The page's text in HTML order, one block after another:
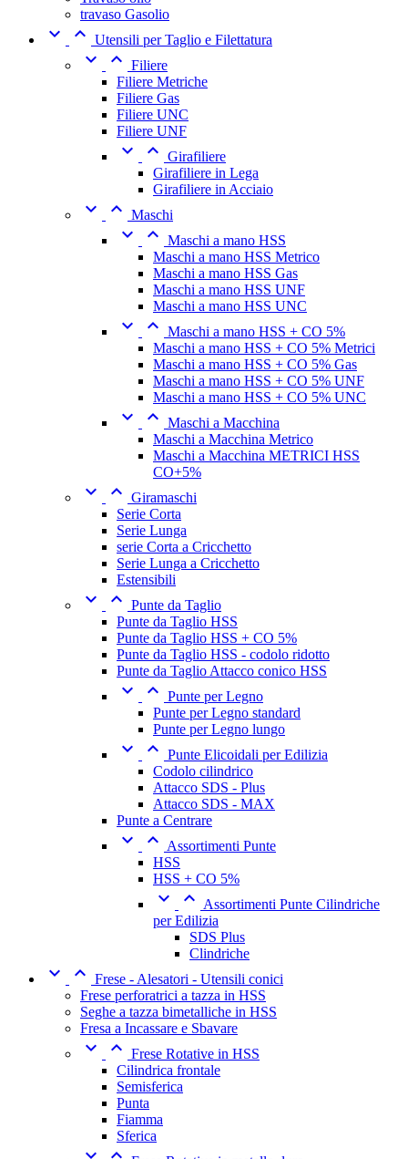
travaso Gasolio
  Utensili per Taglio e Filettatura
  Filiere
Filiere Metriche
Filiere Gas
Filiere UNC
Filiere UNF
  Girafiliere
Girafiliere in Lega
Girafiliere in Acciaio
  Maschi
  Maschi a mano HSS
Maschi a mano HSS Metrico
Maschi a mano HSS Gas
Maschi a mano HSS UNF
Maschi a mano HSS UNC
  Maschi a mano HSS + CO 5%
Maschi a mano HSS + CO 5% Metrici
Maschi a mano HSS + CO 5% Gas
Maschi a mano HSS + CO 5% UNF
Maschi a mano HSS + CO 5% UNC
  Maschi a Macchina
Maschi a Macchina Metrico
Maschi a Macchina METRICI HSS
CO+5%
  Giramaschi
Serie Corta
Serie Lunga
serie Corta a Cricchetto
Serie Lunga a Cricchetto
Estensibili
  Punte da Taglio
Punte da Taglio HSS
Punte da Taglio HSS + CO 5%
Punte da Taglio HSS - codolo ridotto
Punte da Taglio Attacco conico HSS
  Punte per Legno
Punte per Legno standard
Punte per Legno lungo
  Punte Elicoidali per Edilizia
Codolo cilindrico
Attacco SDS - Plus
Attacco SDS - MAX
Punte a Centrare
  Assortimenti Punte
HSS
HSS + CO 5%
  Assortimenti Punte Cilindriche
per Edilizia
SDS Plus
Clindriche
  Frese - Alesatori - Utensili conici
Frese perforatrici a tazza in HSS
Seghe a tazza bimetalliche in HSS
Fresa a Incassare e Sbavare
  Frese Rotative in HSS
Cilindrica frontale
Semisferica
Punta
Fiamma
Sferica